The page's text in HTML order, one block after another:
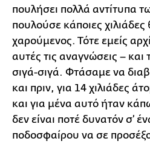
πουλήσει πολλά αντίτυπα
πουλούσε κάποιες
χαρούμενος. Τότε εμείς
αυτές τις αναγνώσεις – και
σιγά-σιγά. Φτάσαμε να
και πριν, για 14 χιλιάδες
και για μένα αυτό ήταν
δεν είναι ποτέ δυνατόν σ’
ποδοσφαίρου να σε